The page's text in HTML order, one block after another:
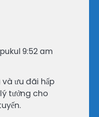
9:52 am
ưu đãi hấp
tưởng cho